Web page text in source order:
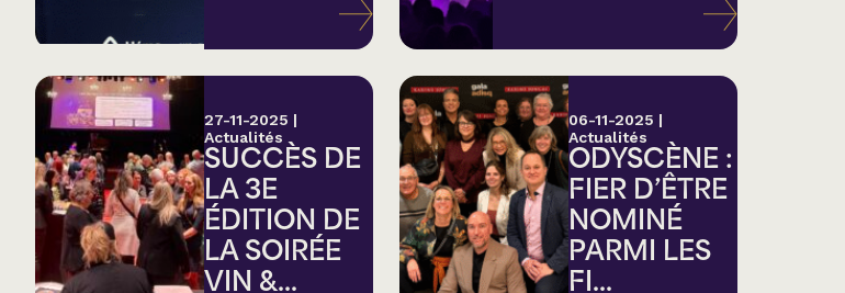
Spectacles en location
27-11-2025 |
Actualités
SUCCÈS DE
LA 3E
ÉDITION DE
LA SOIRÉE
VIN &...
06-11-2025 |
Actualités
ODYSCÈNE :
FIER D’ÊTRE
NOMINÉ
PARMI LES
FI...